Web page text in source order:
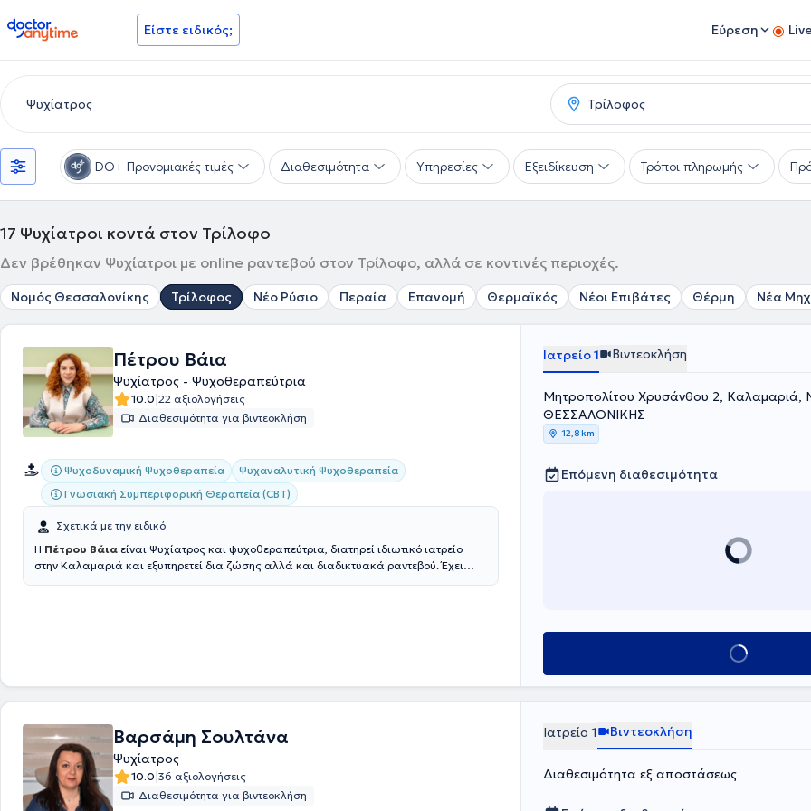
doctoranytime Είστε ειδικός; Εύρεση
DO+ Προνομιακές τιμές Διαθεσιμότητα Υπηρεσίες Εξειδίκευση Τρόποι πληρωμής
17 Ψυχίατροι κοντά στον Τρίλοφο
Δεν βρέθηκαν Ψυχίατροι με online ραντεβού στον Τρίλοφο, αλλά σε κοντινές περιοχές.
Νομός Θεσσαλονίκης Τρίλοφος Νέο Ρύσιο Περαία Επανομή Θερμαϊκός Νέοι Επιβάτες Θέρμη Νέα
Πέτρου Βάια
Ψυχίατρος - Ψυχοθεραπεύτρια
10.0|22 αξιολογήσεις
Διαθεσιμότητα για βιντεοκλήση
Ψυχοδυναμική Ψυχοθεραπεία
Ψυχαναλυτική Ψυχοθεραπεία
Γνωσιακή Συμπεριφορική Θεραπεία (CBT)
Σχετικά με την ειδικό
Η Πέτρου Βάια είναι Ψυχίατρος και ψυχοθεραπεύτρια, διατηρεί ιδιωτικό ιατρείο
στην Καλαμαριά και εξυπηρετεί δια ζώσης αλλά και διαδικτυακά ραντεβού. Έχει
Ψυχοθεραπεία αλλά και πληθώρα άλλων σεμιναρίων. Έχει λάβει εκπαίδευση στην
Ψυχοδυναμική Ψυχοθεραπεία από το Αιγινήτειο Νοσοκομείο, στην
Κινηματογραφοθεραπεία, στη Θεραπεία Οικογένειας και Ζεύγους, καθώς και στην
Ψυχιατροδικαστική από το ΕΚΠΑ. Επίσης, έχει παρακολουθήσει σεμινάρια στην
Ψυχαναλυτική Ψυχοθεραπεία της Ελληνικής Εταιρείας Ψυχανάλυσης και
Ιατρείο 1 Βιντεοκλήση
Μητροπολίτου Χρυσάνθου 2,
ΘΕΣΣΑΛΟΝΙΚΗΣ
12,8 km
Επόμενη διαθεσιμότητα
Κλείσε ραντεβού
Βαρσάμη Σουλτάνα
Ψυχίατρος
10.0|36 αξιολογήσεις
Διαθεσιμότητα για βιντεοκλήση
Ιατρείο 1 Βιντεοκλήση
Διαθεσιμότητα εξ αποστάσεως